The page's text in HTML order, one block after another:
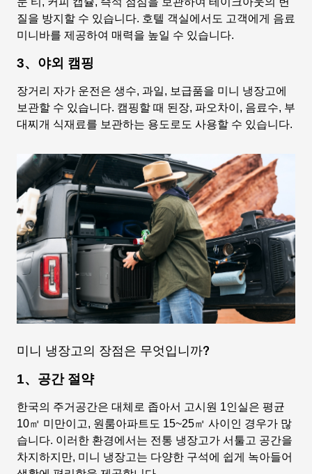
질을 방지할 수 있습니다. 호텔 객실에서도 고객에게 음료
미니바를 제공하여 매력을 높일 수 있습니다.
3、야외 캠핑
장거리 자가 운전은 생수, 과일, 보급품을 미니 냉장고에
보관할 수 있습니다. 캠핑할 때 된장, 파오차이, 음료수, 부
대찌개 식재료를 보관하는 용도로도 사용할 수 있습니다.
미니 냉장고의 장점은 무엇입니까?
1、공간 절약
한국의 주거공간은 대체로 좁아서 고시원 1인실은 평균
10㎡ 미만이고, 원룸아파트도 15~25㎡ 사이인 경우가 많
습니다. 이러한 환경에서는 전통 냉장고가 서툴고 공간을
차지하지만, 미니 냉장고는 다양한 구석에 쉽게 녹아들어